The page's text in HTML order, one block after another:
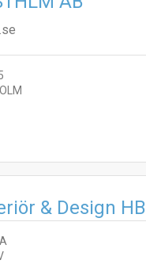
& Design HB